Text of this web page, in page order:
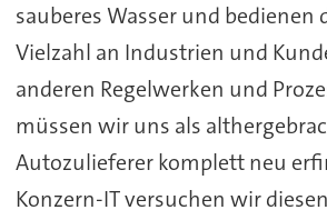
sauberes Wasser und bedienen
Vielzahl an Industrien und
anderen Regelwerken und
müssen wir uns als
Autozulieferer komplett neu
Konzern-IT versuchen wir